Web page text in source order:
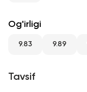
Og'irligi
9.83 9.89
Tavsif